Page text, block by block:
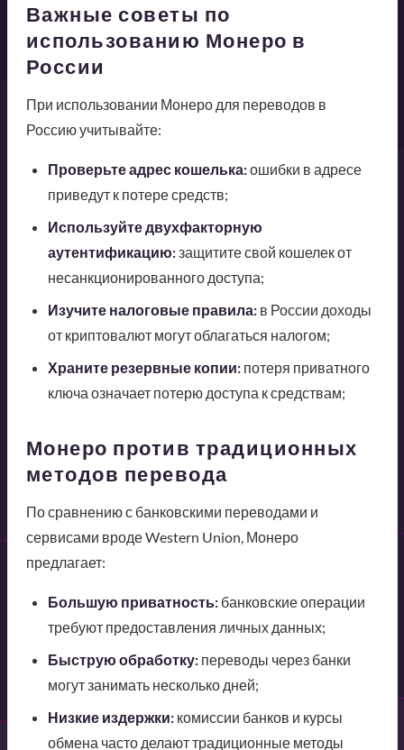
Важные советы по
использованию Монеро в
России
При использовании Монеро для переводов в
Россию учитывайте:
Проверьте адрес кошелька:ошибки в адресе
приведут к потере средств;
Используйте двухфакторную
аутентификацию:защитите свой кошелек от
несанкционированного доступа;
Изучите налоговые правила:в России доходы
от криптовалют могут облагаться налогом;
Храните резервные копии:потеря приватного
ключа означает потерю доступа к средствам;
Монеро против традиционных
методов перевода
По сравнению с банковскими переводами и
сервисами вроде Western Union, Монеро
предлагает:
Большую приватность:банковские операции
требуют предоставления личных данных;
Быструю обработку:переводы через банки
могут занимать несколько дней;
Низкие издержки:комиссии банков и курсы
обмена часто делают традиционные методы